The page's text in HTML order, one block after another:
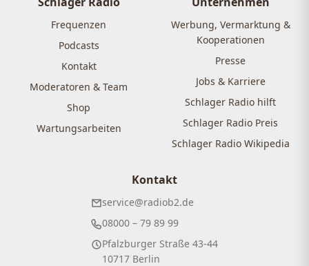
Frequenzen
Podcasts
Kontakt
Moderatoren & Team
Shop
Wartungsarbeiten
Werbung, Vermarktung &
Kooperationen
Presse
Jobs & Karriere
Schlager Radio hilft
Schlager Radio Preis
Schlager Radio Wikipedia
Kontakt
service@radiob2.de
08000 – 79 89 99
Pfalzburger Straße 43-44
10717 Berlin